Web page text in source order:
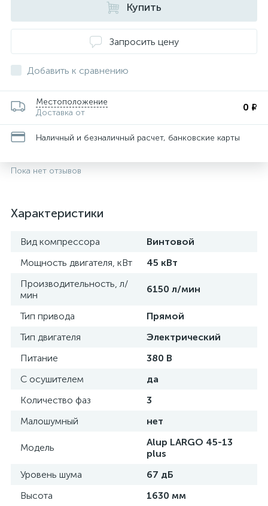
Купить
Запросить цену
Добавить к сравнению
Местоположение
Доставка от
0 ₽
Наличный и безналичный расчет, банковские карты
Пока нет отзывов
Характеристики
Вид компрессора
Винтовой
Мощность двигателя, кВт
45 кВт
Производительность, л/
мин
6150 л/мин
Тип привода
Прямой
Тип двигателя
Электрический
Питание
380 В
С осушителем
да
Количество фаз
3
Малошумный
нет
Модель
Alup LARGO 45-13
plus
Уровень шума
67 дБ
Высота
1630 мм